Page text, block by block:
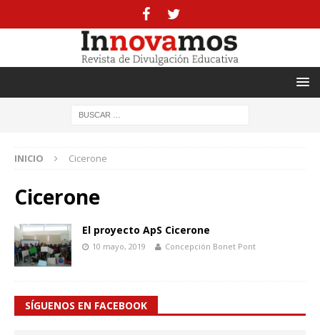
INICIO Cicerone
Cicerone
El proyecto ApS Cicerone
10 mayo, 2019 Concepción Bonet Pont
SÍGUENOS EN FACEBOOK